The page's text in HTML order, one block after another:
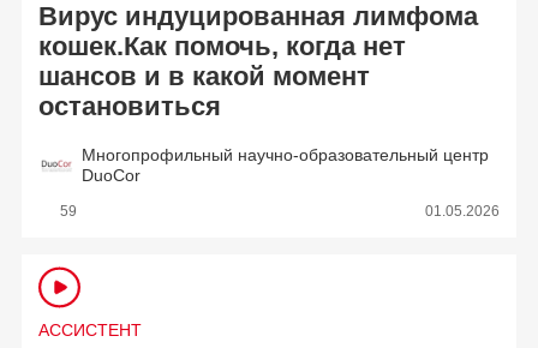
Вирус индуцированная лимфома
кошек.Как помочь, когда нет
шансов и в какой момент
остановиться
Многопрофильный научно-образовательный центр
DuoCor
59 01.05.2026
АССИСТЕНТ